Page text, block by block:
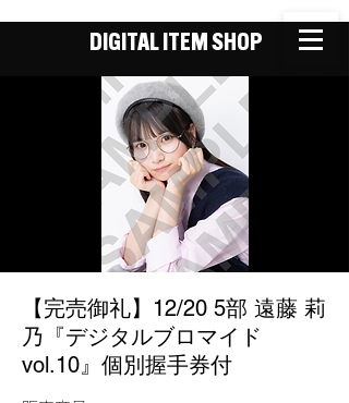
DIGITAL ITEM SHOP
【完売御礼】12/20 5部 遠藤 莉
乃『デジタルブロマイド
vol.10』個別握手券付